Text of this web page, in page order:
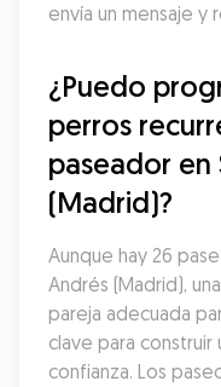
envía un mensaje y
¿Puedo
perros
paseador en
(Madrid)?
Aunque hay 26
Andrés (Madrid),
pareja adecuada
clave para
confianza. Los